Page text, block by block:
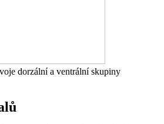
dorzální a ventrální skupiny